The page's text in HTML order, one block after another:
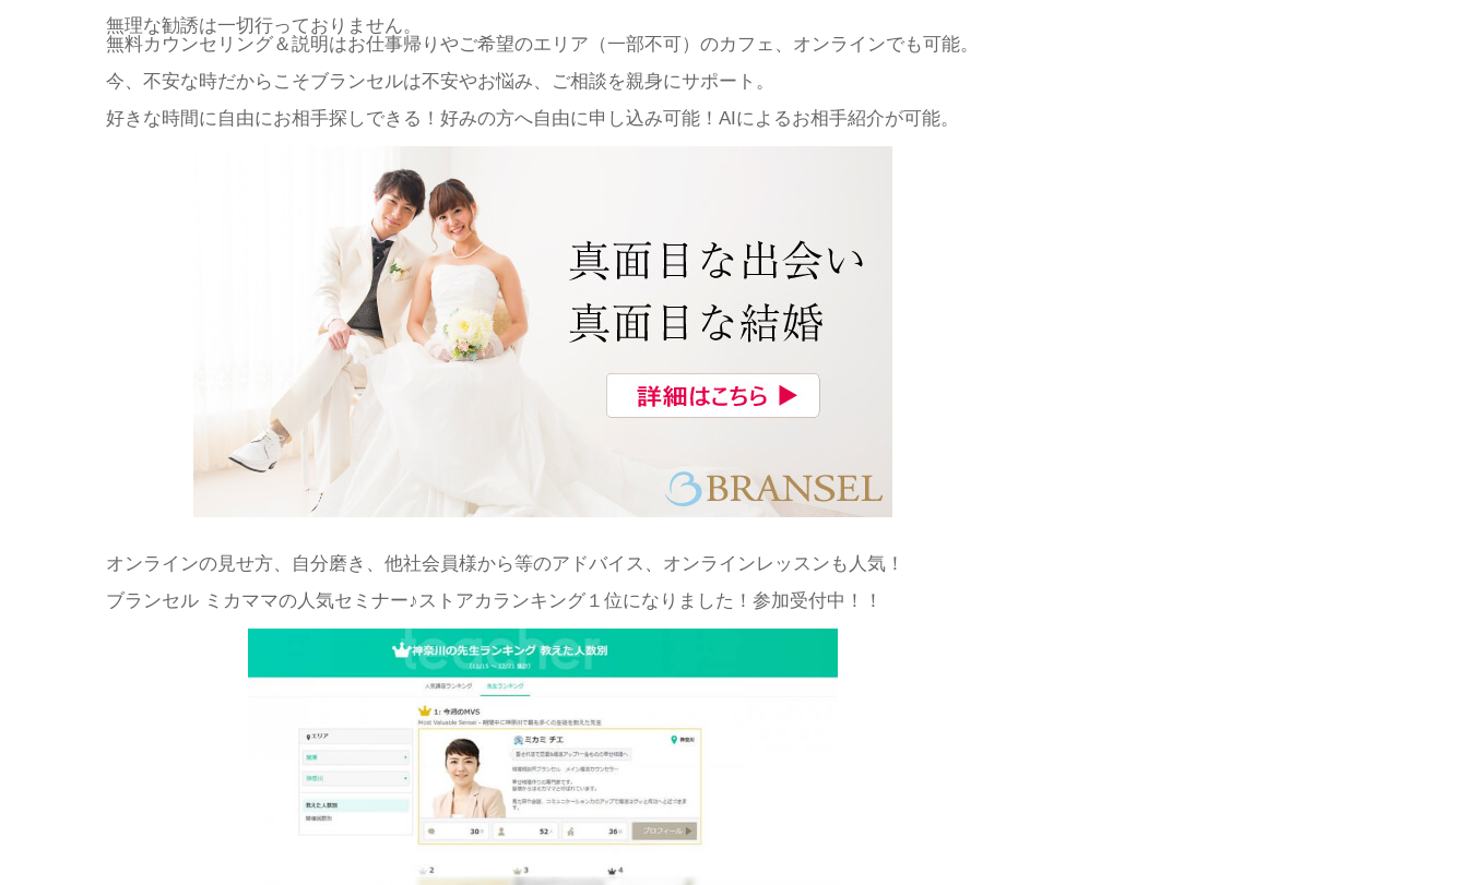
無理な勧誘は一切行っておりません。
無料カウンセリング＆説明はお仕事帰りやご希望のエリア（一部不可）のカフェ、オンラインでも可能。
今、不安な時だからこそブランセルは不安やお悩み、ご相談を親身にサポート。
好きな時間に自由にお相手探しできる！好みの方へ自由に申し込み可能！AIによるお相手紹介が可能。
オンラインの見せ方、自分磨き、他社会員様から等のアドバイス、オンラインレッスンも人気！
ブランセル ミカママの人気セミナー♪ストアカランキング１位になりました！参加受付中！！